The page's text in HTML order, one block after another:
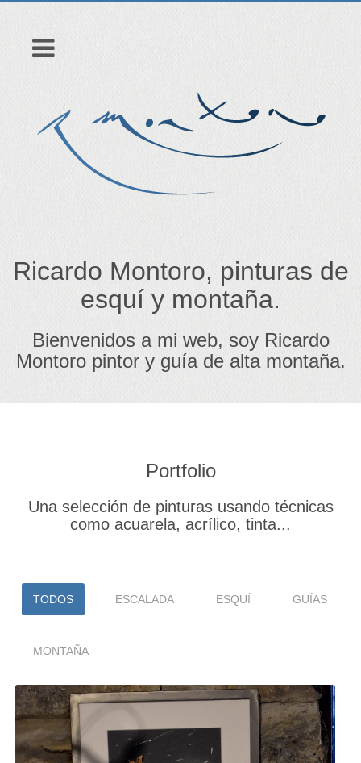
Ricardo Montoro, pinturas de
esquí y montaña.
Bienvenidos a mi web, soy Ricardo
Montoro pintor y guía de alta montaña.
Portfolio
Una selección de pinturas usando técnicas
como acuarela, acrílico, tinta...
TODOS ESCALADA ESQUÍ GUÍAS
MONTAÑA